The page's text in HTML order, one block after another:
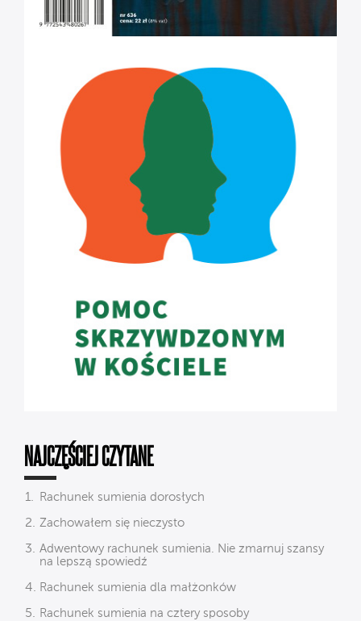
NAJCZĘŚCIEJ CZYTANE
Rachunek sumienia dorosłych
Zachowałem się nieczysto
Adwentowy rachunek sumienia. Nie zmarnuj szansy
na lepszą spowiedź
Rachunek sumienia dla małżonków
Rachunek sumienia na cztery sposoby